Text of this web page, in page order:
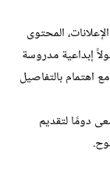
في تصميم الإعلانات، المحتوى
إبداعية مدروسة
اهتمام بالتفاصيل
دومًا لتقديم